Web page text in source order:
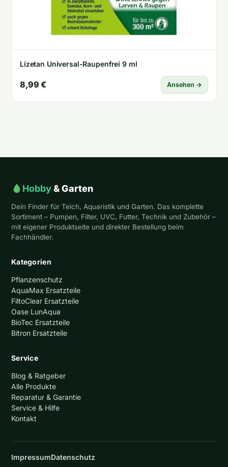
Lizetan Universal-Raupenfrei 9 ml
8,99 € Ansehen →
Hobby& Garten
Dein Finder für Teich, Aquaristik und Garten. Das komplette
Sortiment – Pumpen, Filter, UVC, Futter, Technik und Zubehör –
mit eigener Produktseite und direkter Bestellung beim
Fachhändler.
Kategorien
Pflanzenschutz
AquaMax Ersatzteile
FiltoClear Ersatzteile
Oase LunAqua
BioTec Ersatzteile
Bitron Ersatzteile
Service
Blog & Ratgeber
Alle Produkte
Reparatur & Garantie
Service & Hilfe
Kontakt
ImpressumDatenschutz